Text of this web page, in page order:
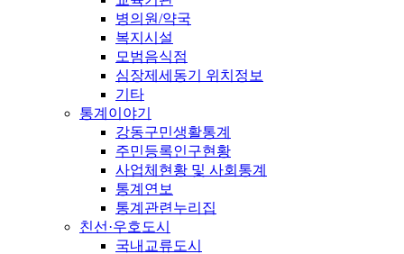
병의원/약국
복지시설
모범음식점
심장제세동기 위치정보
기타
통계이야기
강동구민생활통계
주민등록인구현황
사업체현황 및 사회통계
통계연보
통계관련누리집
친선·우호도시
국내교류도시